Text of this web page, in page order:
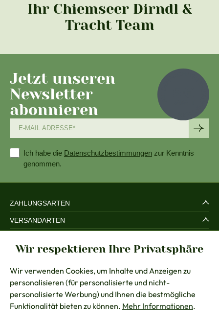
Ihr Chiemseer Dirndl &
Tracht Team
Jetzt unseren
Newsletter
abonnieren
Ich habe die Datenschutzbestimmungen zur Kenntnis
genommen.
ZAHLUNGSARTEN
VERSANDARTEN
RECHTLICHES
BERATUNG
KONTAKT
Wir respektieren Ihre Privatsphäre
Wir verwenden Cookies, um Inhalte und Anzeigen zu
personalisieren (für personalisierte und nicht-
personalisierte Werbung) und Ihnen die bestmögliche
Funktionalität bieten zu können. Mehr Informationen.